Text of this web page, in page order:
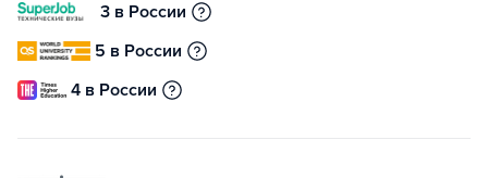
3 в России
5 в России
4 в России